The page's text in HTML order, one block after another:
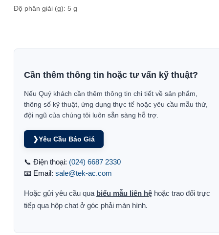
Độ phân giải (g): 5 g
Cần thêm thông tin hoặc tư vấn kỹ thuật?
Nếu Quý khách cần thêm thông tin chi tiết về sản phẩm,
thông số kỹ thuật, ứng dụng thực tế hoặc yêu cầu mẫu thử,
đội ngũ của chúng tôi luôn sẵn sàng hỗ trợ.
❯Yêu Cầu Báo Giá
📞 Điện thoại: (024) 6687 2330
📧 Email: sale@tek-ac.com
Hoặc gửi yêu cầu qua biểu mẫu liên hệ hoặc trao đổi trực
tiếp qua hộp chat ở góc phải màn hình.